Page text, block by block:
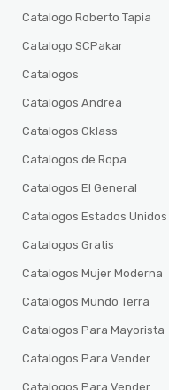
Catalogo Roberto Tapia
Catalogo SCPakar
Catalogos
Catalogos Andrea
Catalogos Cklass
Catalogos de Ropa
Catalogos El General
Catalogos Estados Unidos
Catalogos Gratis
Catalogos Mujer Moderna
Catalogos Mundo Terra
Catalogos Para Mayorista
Catalogos Para Vender
Catalogos Para Vender